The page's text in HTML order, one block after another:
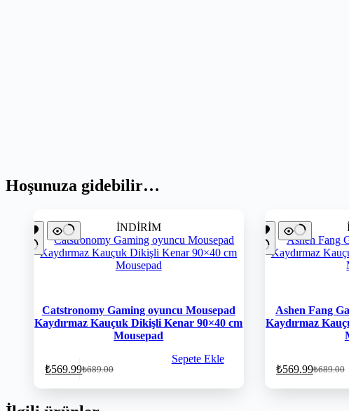
Hoşunuza gidebilir…
İNDİRİM
Catstronomy Gaming oyuncu Mousepad
Kaydırmaz Kauçuk Dikişli Kenar 90×40 cm
Mousepad
₺689.00
₺569.99
Sepete Ekle
Ashen Fang
Kaydırmaz
₺689.00
₺569.99